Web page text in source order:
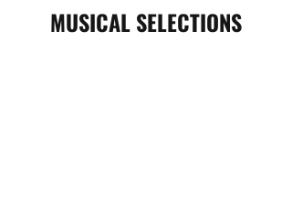
MUSICAL SELECTIONS